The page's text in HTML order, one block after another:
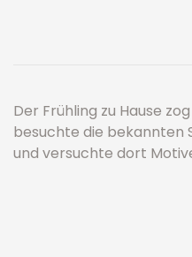
Der Frühling zu Hause
besuchte die bekannten
und versuchte dort